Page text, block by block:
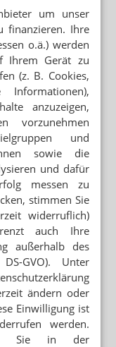
um unser
finanzieren. Ihre
o.ä.) werden
Ihrem Gerät zu
(z. B. Cookies,
Informationen),
anzuzeigen,
vorzunehmen
und
sowie die
und dafür
messen zu
stimmen Sie
widerruflich)
auch Ihre
außerhalb des
GVO). Unter
ändern oder
Einwilligung ist
werden.
Sie in der
Stützpunkt
Das sind die
KBV
Euro